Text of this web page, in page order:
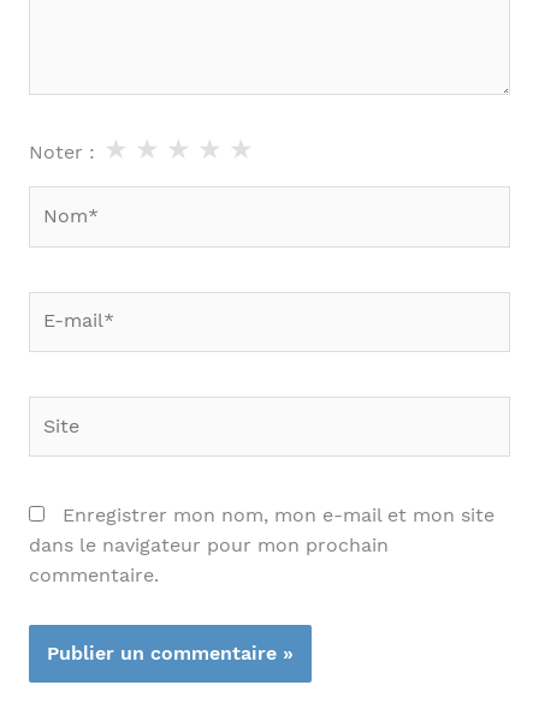
Noter : ★
★
★
★
★
Enregistrer mon nom, mon e-mail et mon site
dans le navigateur pour mon prochain
commentaire.